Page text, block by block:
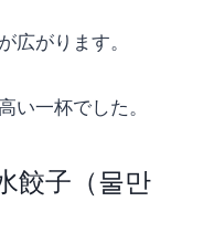
広がります。
い一杯でした。
子（물만